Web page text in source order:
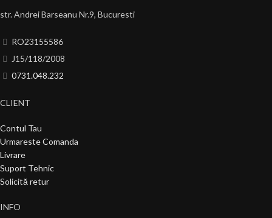
str. Andrei Barseanu Nr.9, Bucuresti
RO23155586
J15/118/2008
0731.048.232
CLIENT
Contul Tau
Urmareste Comanda
Livrare
Suport Tehnic
Solicită retur
INFO